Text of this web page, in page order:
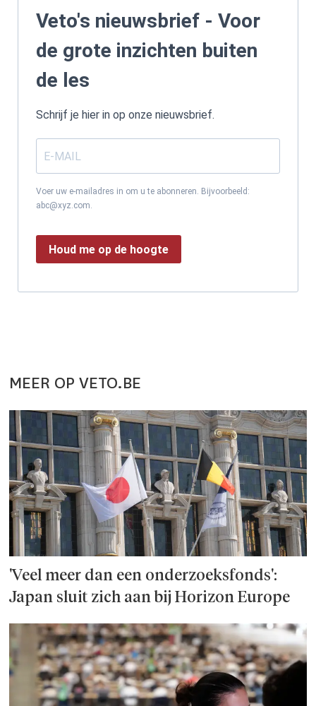
Veto's nieuwsbrief - Voor
de grote inzichten buiten
de les
Schrijf je hier in op onze nieuwsbrief.
Voer uw e-mailadres in om u te abonneren. Bijvoorbeeld:
abc@xyz.com.
Houd me op de hoogte
MEER OP VETO.BE
'Veel meer dan een onderzoeks­fonds':
Japan sluit zich aan bij Horizon Europe